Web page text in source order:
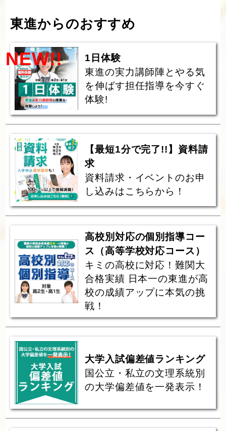
NEW!!
東進からのおすすめ
1日体験
東進の実力講師陣とやる気
を伸ばす担任指導を今すぐ
体験!
【最短1分で完了!!】資料請
求
資料請求・イベントのお申
し込みはこちらから！
高校別対応の個別指導コー
ス（高等学校対応コース）
キミの高校に対応！難関大
合格実績 日本一の東進が高
校の成績アップに本気の挑
戦！
大学入試偏差値ランキング
国公立・私立の文理系統別
の大学偏差値を一発表示！